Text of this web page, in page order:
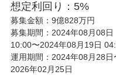
想定利回り：5%
募集金額：9億828万円
募集期間：2024年08月08日
10:00〜2024年08月19日
運用期間：2024年08月28日
2026年02月25日